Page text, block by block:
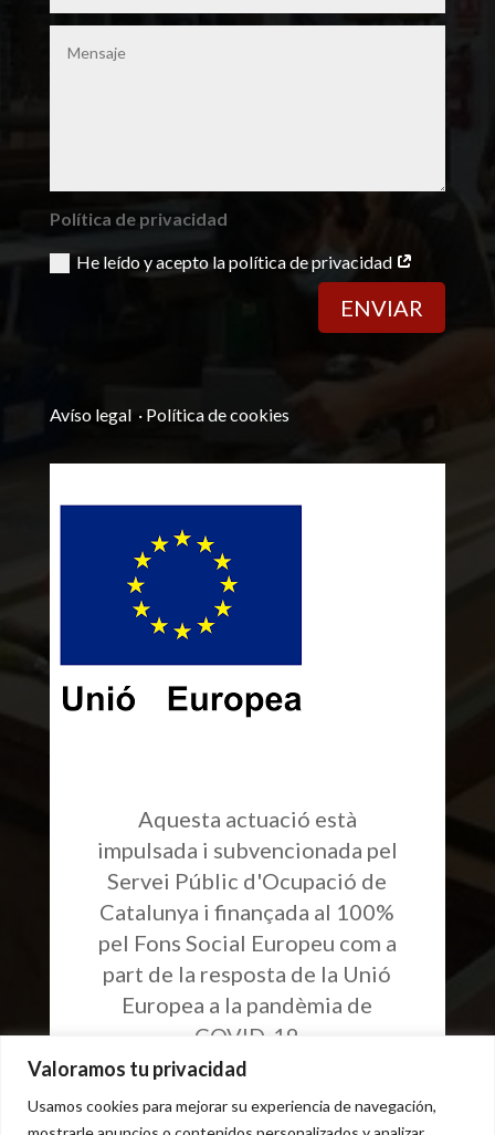
Valoramos tu privacidad
Usamos cookies para mejorar su experiencia de navegación,
Política de privacidad
He leído y acepto la política de privacidad
ENVIAR
Avíso legal· Política de cookies
Aquesta actuació està
impulsada i subvencionada pel
Servei Públic d'Ocupació de
Catalunya i finançada al 100%
pel Fons Social Europeu com a
part de la resposta de la Unió
Europea a la pandèmia de
COVID-19